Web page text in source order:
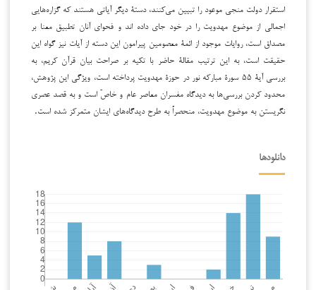
استقرار دولت منجی موعود را تبیین می‌کنند، دستۀ دیگر آیاتی هستند که گزاره‌هایی
اجمالی از موضوع مهدویت را در خود جای داده اند و فحوای آنان تطبیق معنا بر
مصداق است، روایات موجود از ائمۀ معصومین پیرامون این دسته از آیات نیز گواه این
حقیقت است، به این ترتیب مقالۀ حاضر با تکیه بر صراحت بیان قرآن کریم، به
بررسی آیۀ ۵۵ سورۀ مبارکه نور در حوزۀ مهدویت پرداخته است، ویژگی این پژوهش،
محدود کردن بررسی‌ها به دیدگاه مفسران معاصر عام و خاصّ است و به قصد عصری
نگریستن به موضوع مهدویت، منحصراً به طرح دیدگاه‌های ایشان متمرکز شده است.
دانلودها